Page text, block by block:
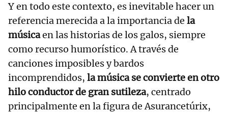
Y en todo este contexto, es inevitable hacer un
referencia merecida a la importancia de la
músicaen las historias de los galos, siempre
como recurso humorístico. A través de
canciones imposibles y bardos
incomprendidos, la música se convierte en otro
hilo conductor de gran sutileza, centrado
principalmente en la figura de Asurancetúrix,